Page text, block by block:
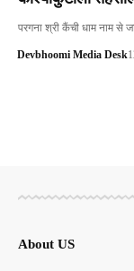
परगना श्री कैंची धाम नाम से
Devbhoomi Media Desk
About US